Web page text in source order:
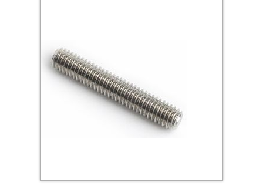
Заклепки (Гайки-Заклепки)
Инструмент
Крюки, кольца с метрической резьбой